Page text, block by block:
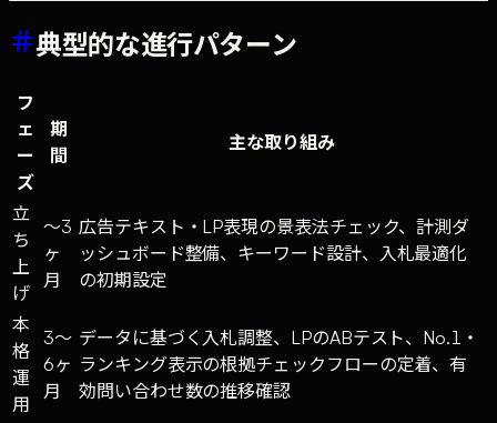
典型的な進行パターン
フ
ェ
ー
ズ
期
間
主な取り組み
立
ち
上
げ
〜3
ヶ
月
広告テキスト・LP表現の景表法チェック、計測ダ
ッシュボード整備、キーワード設計、入札最適化
の初期設定
本
格
運
用
3〜
6ヶ
月
データに基づく入札調整、LPのABテスト、No.1・
ランキング表示の根拠チェックフローの定着、有
効問い合わせ数の推移確認